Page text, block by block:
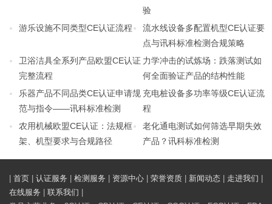
验
游乐设施不同类型CE认证流程
流水线设备多配置机型CE认证要
点与讯科标准检测合规策略
卫浴洁具全系列产品欧盟CE认证
完整流程
力学冲击的试炼场：跌落测试如
何全面验证产品的结构性能
乐器产品不同品类CE认证申请规
范与指令——讯科标准检测
充电桩设备多功率等级CE认证流
程
农用机械欧盟CE认证：法规框
架、机型要求与合规路径
老化通电测试如何筛选早期失效
产品？讯科标准检测
首页 认证服务 检测服务 资源中心 荣誉资质 新闻动态 走进我们
在线服务
联系我们